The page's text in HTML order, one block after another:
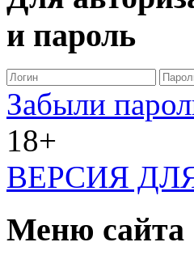
и пароль
Забыли
18+
ВЕРСИЯ
Меню сайта